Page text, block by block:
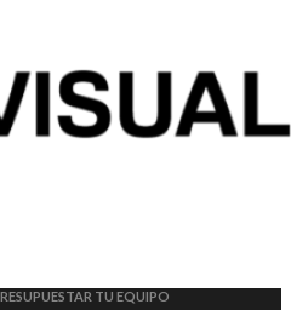
TU EQUIPO